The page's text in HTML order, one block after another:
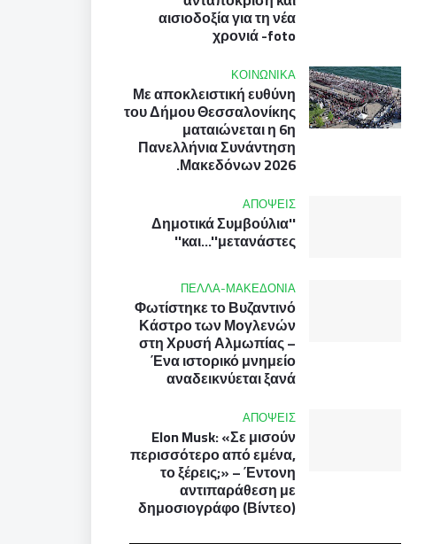
αισιοδοξία για τη νέα
χρονιά -foto
ΚΟΙΝΩΝΙΚΑ
Με αποκλειστική ευθύνη
του Δήμου Θεσσαλονίκης
ματαιώνεται η 6η
Πανελλήνια Συνάντηση
Μακεδόνων 2026.
ΑΠΟΨΕΙΣ
''Δημοτικά Συμβούλια
και...''μετανάστες''
ΠΕΛΛΑ-ΜΑΚΕΔΟΝΙΑ
Φωτίστηκε το Βυζαντινό
Κάστρο των Μογλενών
στη Χρυσή Αλμωπίας –
Ένα ιστορικό μνημείο
αναδεικνύεται ξανά
ΑΠΟΨΕΙΣ
Elon Musk: «Σε μισούν
περισσότερο από εμένα,
το ξέρεις;» – Έντονη
αντιπαράθεση με
δημοσιογράφο (Βίντεο)